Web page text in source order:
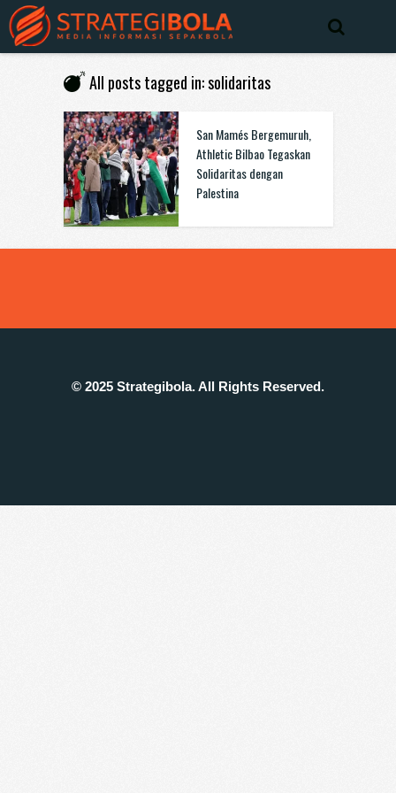
All posts tagged in: solidaritas
San Mamés Bergemuruh,
Athletic Bilbao Tegaskan
Solidaritas dengan
Palestina
© 2025 Strategibola. All Rights Reserved.